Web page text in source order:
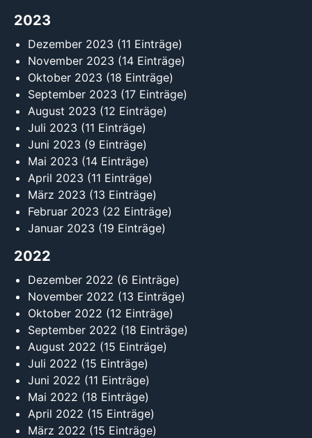
2023
Dezember 2023 (11 Einträge)
November 2023 (14 Einträge)
Oktober 2023 (18 Einträge)
September 2023 (17 Einträge)
August 2023 (12 Einträge)
Juli 2023 (11 Einträge)
Juni 2023 (9 Einträge)
Mai 2023 (14 Einträge)
April 2023 (11 Einträge)
März 2023 (13 Einträge)
Februar 2023 (22 Einträge)
Januar 2023 (19 Einträge)
2022
Dezember 2022 (6 Einträge)
November 2022 (13 Einträge)
Oktober 2022 (12 Einträge)
September 2022 (18 Einträge)
August 2022 (15 Einträge)
Juli 2022 (15 Einträge)
Juni 2022 (11 Einträge)
Mai 2022 (18 Einträge)
April 2022 (15 Einträge)
März 2022 (15 Einträge)